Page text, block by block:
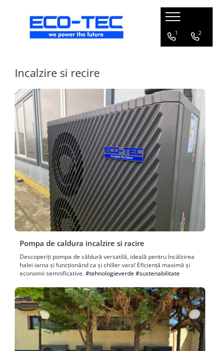
Pompe de căldură, boilere și accesorii
Pompe de căldură pentru încălzire
și răcire
Pompe de căldură piscină
Boilere pentru pompe de căldură
Pachete pompă de căldură R290 cu
boiler și vană 3 căi
Accesorii pompă de căldură
1 2
Incalzire si recire
Pompa de caldura incalzire si racire
Descoperiți pompa de căldură versatilă, ideală pentru încălzirea
halei iarna și funcționând ca și chiller vara! Eficiență maximă și
economii semnificative.#tehnologieverde#sustenabilitate